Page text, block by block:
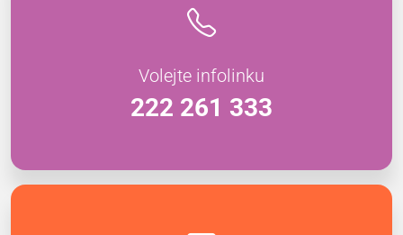
Volejte infolinku
222 261 333